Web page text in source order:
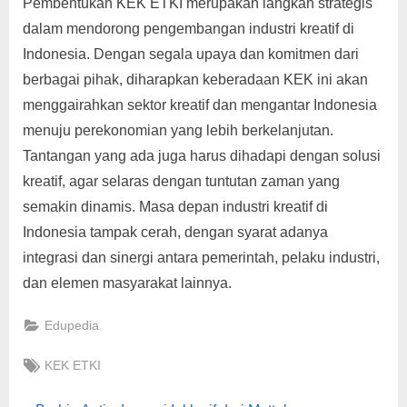
dalam mendorong pengembangan industri kreatif di
Indonesia. Dengan segala upaya dan komitmen dari
berbagai pihak, diharapkan keberadaan KEK ini akan
menggairahkan sektor kreatif dan mengantar Indonesia
menuju perekonomian yang lebih berkelanjutan.
Tantangan yang ada juga harus dihadapi dengan solusi
kreatif, agar selaras dengan tuntutan zaman yang
semakin dinamis. Masa depan industri kreatif di
Indonesia tampak cerah, dengan syarat adanya
integrasi dan sinergi antara pemerintah, pelaku industri,
dan elemen masyarakat lainnya.
Edupedia
Tags:
KEK ETKI